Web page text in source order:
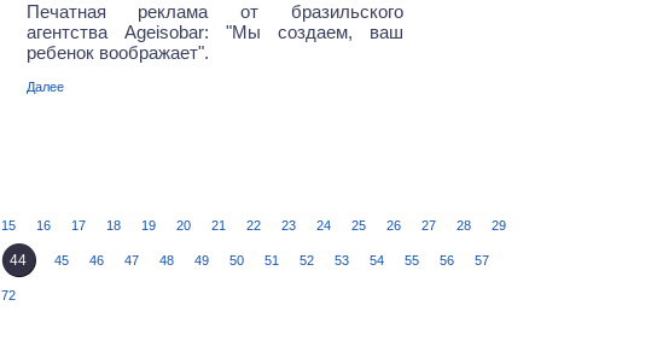
Печатная реклама от бразильского
агентства Ageisobar: "Мы создаем, ваш
ребенок воображает".
Далее
15 16 17 18 19 20 21 22 23 24 25 26 27 28 29
44 45 46 47 48 49 50 51 52 53 54 55 56 57
72